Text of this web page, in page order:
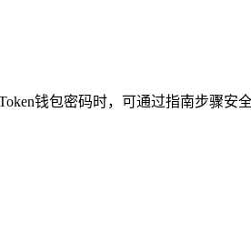
钱包密码时，可通过指南步骤安